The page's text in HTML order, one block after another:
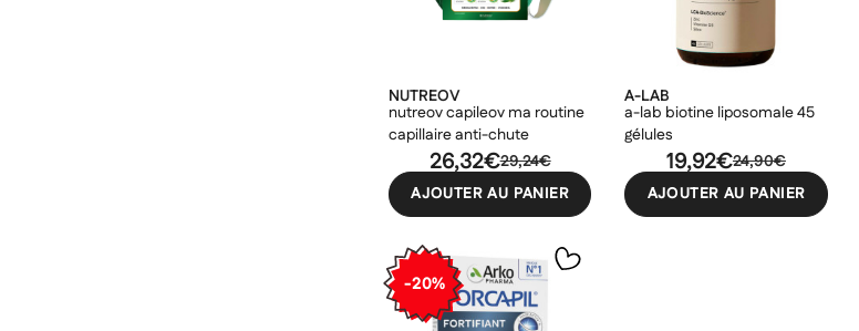
NUTREOV
nutreov capileov ma routine
capillaire anti-chute
29,24€
26,32€
AJOUTER AU PANIER
A-LAB
a-lab biotine liposomale 45
gélules
24,90€
19,92€
AJOUTER AU PANIER
-20%